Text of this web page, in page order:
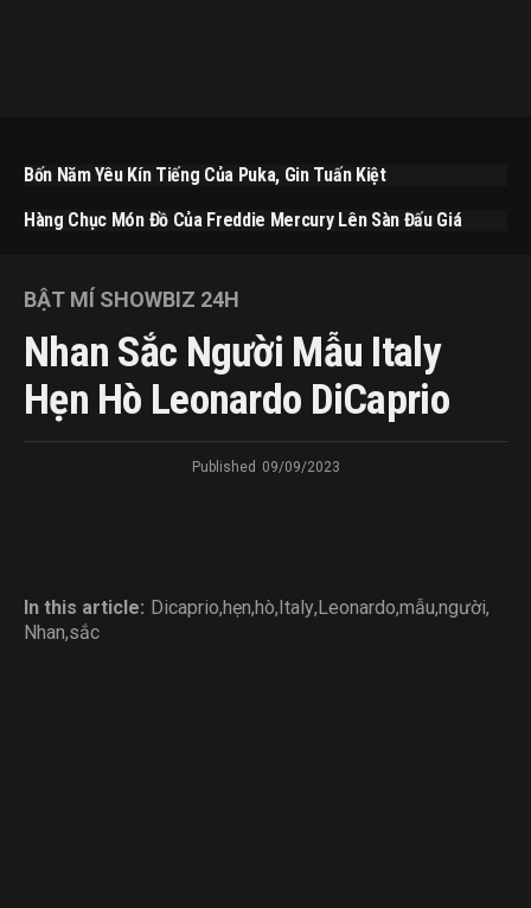
Bốn Năm Yêu Kín Tiếng Của Puka, Gin Tuấn Kiệt
Hàng Chục Món Đồ Của Freddie Mercury Lên Sàn Đấu Giá
BẬT MÍ SHOWBIZ 24H
Nhan Sắc Người Mẫu Italy
Hẹn Hò Leonardo DiCaprio
Published 09/09/2023
In this article: Dicaprio,hẹn,hò,Italy,Leonardo,mẫu,người,
Nhan,sắc